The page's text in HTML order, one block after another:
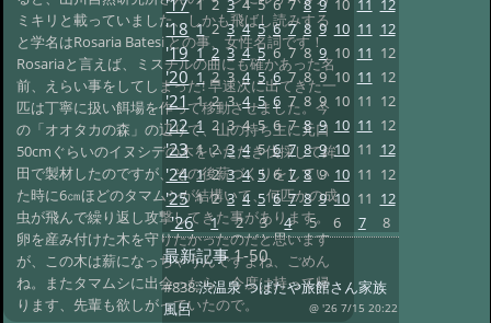
ミキリと載っていました、しかも飛ばし読みする
と学名はRosaria Batesi との事、女性名詞です！
Rosariaと言えば、ミスチルの曲にも確かあった名
前、えらい事をしてしまった! 早速次に出てきた一
匹は丁寧に扱い餌場を作って移動させました。今
の「オオタカの森」の辺りで、山の持ち主に元口
50cmぐらいのイヌシデの木をいただき伐採して鉾
田で製材したのですが、その後薪づくりをしてい
た時に6㎝ほどのタマムシが結構いて、何匹かの成
虫が飛んで繰り返し攻撃してきた事があります。
卵を産み付けた木を守りたかったのだと思います
が、この木は薪になっちゃうんですよね、ごめん
ね。またタマムシに出会ったら、今度は持って帰
ります、先輩も欲しがっていたので。
1 2 3 4 5 6 7 8 9 10 11 12
'18 1 2 3 4 5 6 7 8 9 10 11 12
'19 1 2 3 4 5 6 7 8 9 10 11 12
'20 1 2 3 4 5 6 7 8 9 10 11 12
'21 1 2 3 4 5 6 7 8 9 10 11 12
'22 1 2 3 4 5 6 7 8 9 10 11 12
'23 1 2 3 4 5 6 7 8 9 10 11 12
'24 1 2 3 4 5 6 7 8 9 10 11 12
'25 1 2 3 4 5 6 7 8 9 10 11 12
'26 1 2 3 4 5 6 7 8
最新記事1-50
#838:渋温泉 つばたや旅館さん家族
風呂
@ '26 7/15 20:22